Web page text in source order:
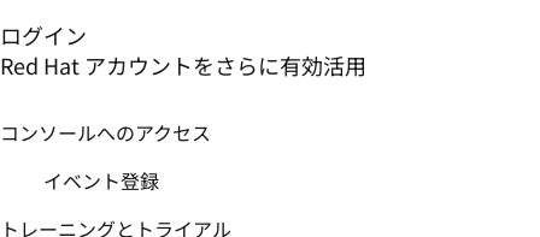
ログイン
Red Hat アカウントをさらに有効活用
コンソールへのアクセス
イベント登録
トレーニングとトライアル